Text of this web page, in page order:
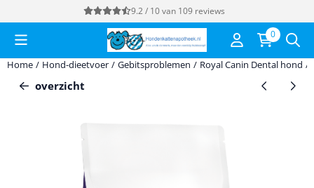
Cookievoorkeuren zijn momenteel gesloten.
9.2 / 10van 109 reviews
0
Home / Hond-dieetvoer / Gebitsproblemen / Royal Canin Dental hond /
overzicht